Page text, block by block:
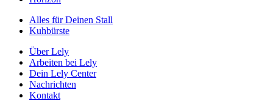
Alles für Deinen Stall
Kuhbürste
Über Lely
Arbeiten bei Lely
Dein Lely Center
Nachrichten
Kontakt